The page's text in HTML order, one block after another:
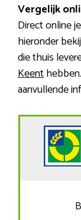
Vergelijk
Direct online
hieronder
die thuis
Keent
aanvullende